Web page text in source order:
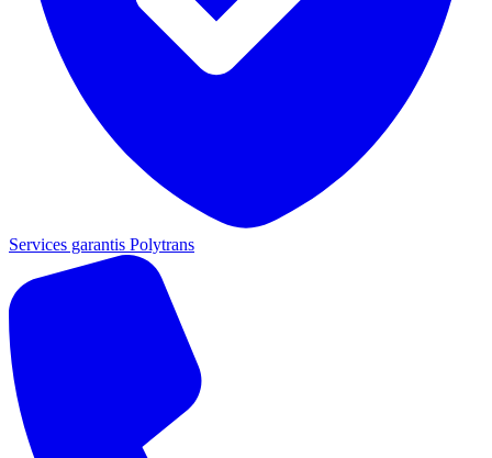
Services garantis Polytrans